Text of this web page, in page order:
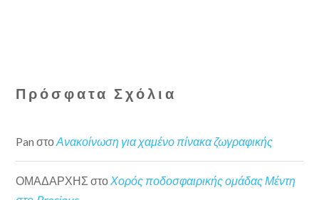
Πρόσφατα Σχόλια
Pan στοΑνακοίνωση για χαμένο πίνακα ζωγραφικής
ΟΜΑΔΑΡΧΗΣ στοΧορός ποδοσφαιρικής ομάδας Μέντη